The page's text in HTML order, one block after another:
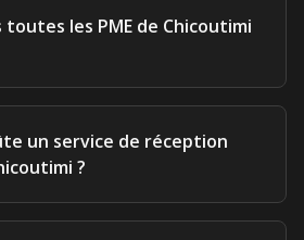
toutes les PME de Chicoutimi
un service de réception
?